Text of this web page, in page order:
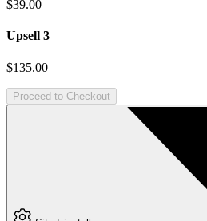
$39.00
Upsell 3
$135.00
Proceed to Checkout